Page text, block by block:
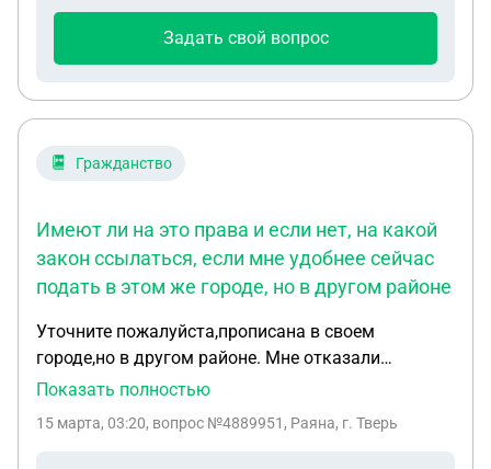
Задать свой вопрос
Гражданство
Имеют ли на это права и если нет, на какой
закон ссылаться, если мне удобнее сейчас
подать в этом же городе, но в другом районе
Уточните пожалуйста,прописана в своем
городе,но в другом районе. Мне отказали
поставить штамп о гражданстве на
район. Имеют ли на это права и если нет,на какой
Показать полностью
15 марта, 03:20, вопрос №4889951, Раяна, г. Тверь